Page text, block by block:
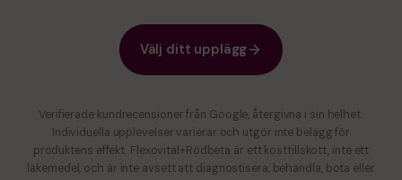
Välj ditt upplägg
Verifierade kundrecensioner från Google, återgivna i sin helhet.
Individuella upplevelser varierar och utgör inte belägg för
produktens effekt. Flexovital+Rödbeta är ett kosttillskott, inte ett
läkemedel, och är inte avsett att diagnostisera, behandla, bota eller